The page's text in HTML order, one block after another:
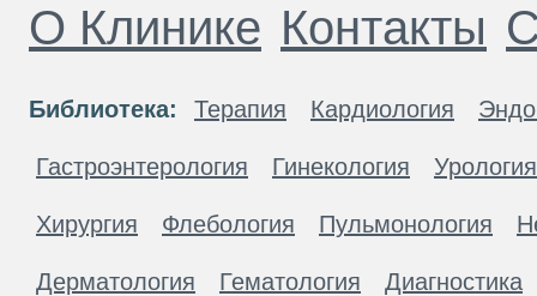
О Клинике Контакты
Библиотека: Терапия Кардиология
Гастроэнтерология Гинекология Урология
Хирургия Флебология Пульмонология
Дерматология Гематология Диагностика